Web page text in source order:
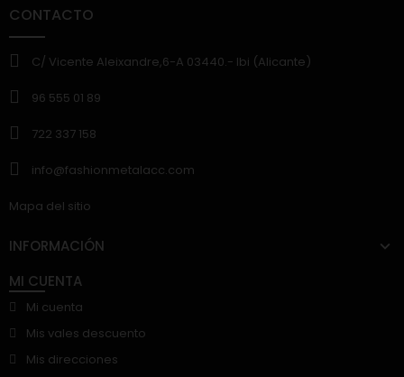
CONTACTO
C/ Vicente Aleixandre,6-A 03440.- Ibi (Alicante)
96 555 01 89
722 337 158
info@fashionmetalacc.com
Mapa del sitio
INFORMACIÓN
MI CUENTA
Mi cuenta
Mis vales descuento
Mis direcciones